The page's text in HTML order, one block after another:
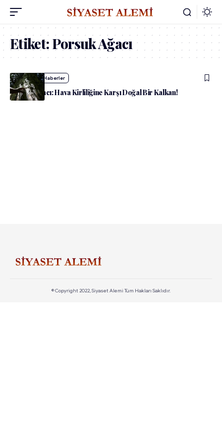
Etiket:Porsuk Ağacı
admin Diğer Haberler
Porsuk Ağacı: Hava Kirliliğine Karşı Doğal Bir Kalkan!
© Copyright 2022, Siyaset Alemi Tüm Hakları Saklıdır.